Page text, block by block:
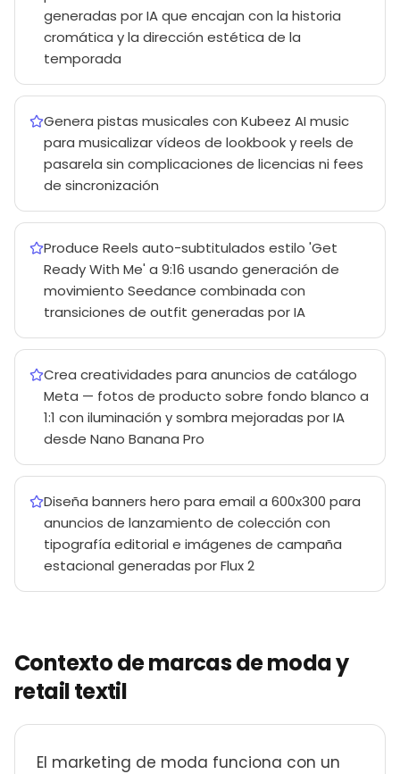
generadas por IA que encajan con la historia
cromática y la dirección estética de la
temporada
Genera pistas musicales con Kubeez AI music
para musicalizar vídeos de lookbook y reels de
pasarela sin complicaciones de licencias ni fees
de sincronización
Produce Reels auto-subtitulados estilo 'Get
Ready With Me' a 9:16 usando generación de
movimiento Seedance combinada con
transiciones de outfit generadas por IA
Crea creatividades para anuncios de catálogo
Meta — fotos de producto sobre fondo blanco a
1:1 con iluminación y sombra mejoradas por IA
desde Nano Banana Pro
Diseña banners hero para email a 600x300 para
anuncios de lanzamiento de colección con
tipografía editorial e imágenes de campaña
estacional generadas por Flux 2
Contexto de marcas de moda y
retail textil
El marketing de moda funciona con un